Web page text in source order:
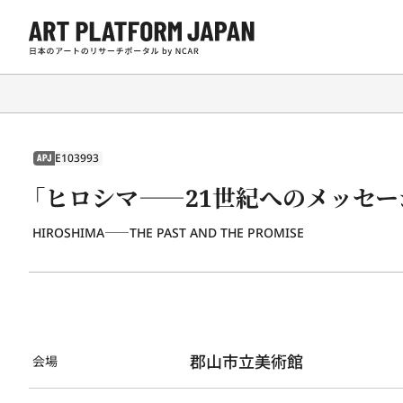
APJ E103993
「ヒロシマ――21世紀へのメッセー
HIROSHIMA――THE PAST AND THE PROMISE
会場 郡山市立美術館